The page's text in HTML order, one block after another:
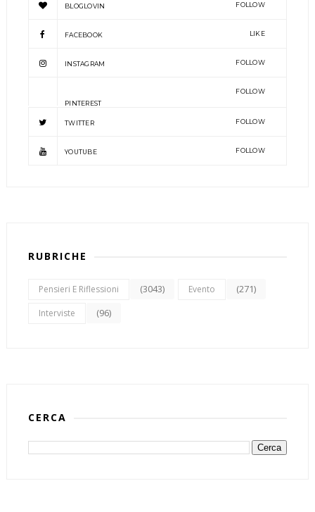
BLOGLOVIN FOLLOW
FACEBOOK LIKE
INSTAGRAM FOLLOW
PINTEREST
FOLLOW
TWITTER FOLLOW
YOUTUBE FOLLOW
RUBRICHE
Pensieri E Riflessioni (3043) Evento (271)
Interviste (96)
CERCA